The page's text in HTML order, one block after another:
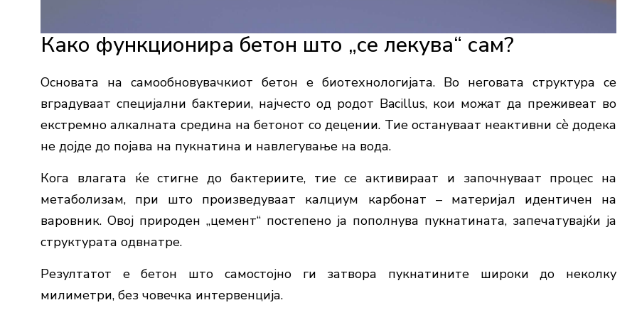
Како функционира бетон што „се лекува“ сам?
Основата на самообновувачкиот бетон е биотехнологијата. Во неговата структура се
вградуваат специјални бактерии, најчесто од родот Bacillus, кои можат да преживеат во
екстремно алкалната средина на бетонот со децении. Тие остануваат неактивни сè додека
не дојде до појава на пукнатина и навлегување на вода.
Кога влагата ќе стигне до бактериите, тие се активираат и започнуваат процес на
метаболизам, при што произведуваат калциум карбонат – материјал идентичен на
варовник. Овој природен „цемент“ постепено ја пополнува пукнатината, запечатувајќи ја
структурата одвнатре.
Резултатот е бетон што самостојно ги затвора пукнатините широки до неколку
милиметри, без човечка интервенција.